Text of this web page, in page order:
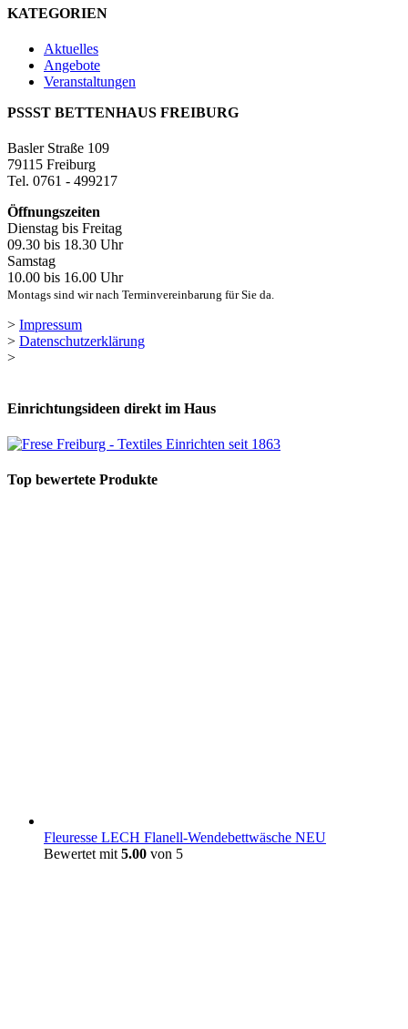
KATEGORIEN
Aktuelles
Angebote
Veranstaltungen
PSSST BETTENHAUS FREIBURG
Basler Straße 109
79115 Freiburg
Tel. 0761 - 499217
Öffnungszeiten
Dienstag bis Freitag
09.30 bis 18.30 Uhr
Samstag
10.00 bis 16.00 Uhr
Montags sind wir nach Terminvereinbarung für Sie da.
> Impressum
> Datenschutzerklärung
>
Einrichtungsideen direkt im Haus
Top bewertete Produkte
Fleuresse LECH Flanell-Wendebettwäsche NEU
Bewertet mit 5.00 von 5